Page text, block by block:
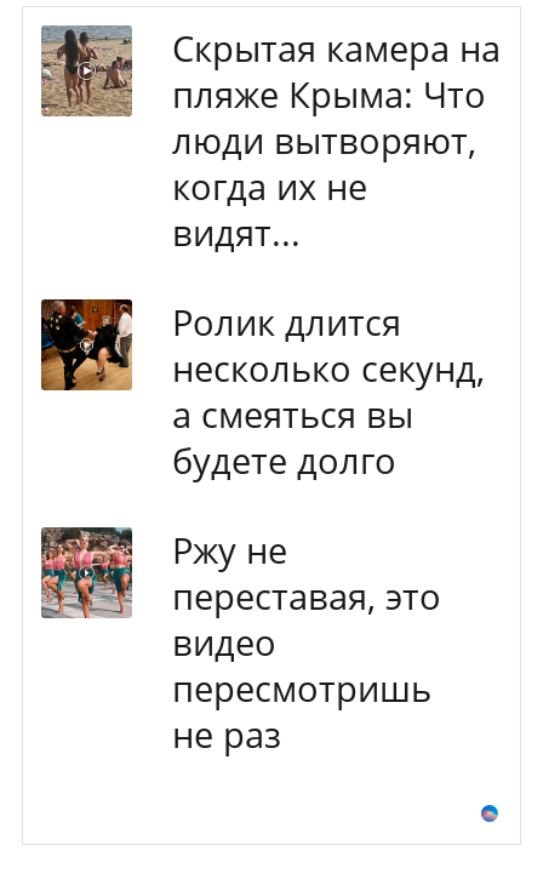
Скрытая камера на
пляже Крыма: Что
люди вытворяют,
когда их не
видят...
Ролик длится
несколько секунд,
а смеяться вы
будете долго
Ржу не
переставая, это
видео
пересмотришь
не раз